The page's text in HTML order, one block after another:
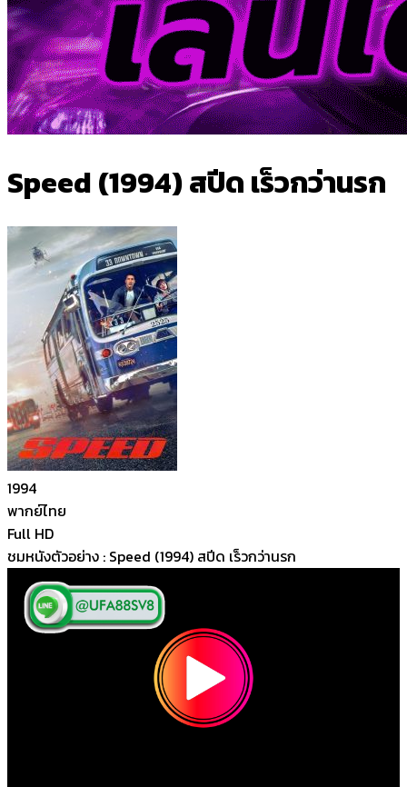
Speed (1994) สปีด เร็วกว่านรก
1994
พากย์ไทย
Full HD
ชมหนังตัวอย่าง : Speed (1994) สปีด เร็วกว่านรก